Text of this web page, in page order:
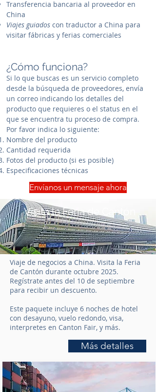
Transferencia bancaria al proveedor en
China
Viajes guiados con traductor a China para
visitar fábricas y ferias comerciales
¿Cómo funciona?
Si lo que buscas es un servicio completo
desde la búsqueda de proveedores, envía
un correo indicando los detalles del
producto que requieres o el status en el
que se encuentra tu proceso de compra.
Por favor indica lo siguiente:
Nombre del producto
Cantidad requerida
Fotos del producto (si es posible)
Especificaciones técnicas
Envíanos un mensaje ahora
Visita la Feria de Cantón
Viaje de negocios a China. Visita la Feria
de Cantón durante octubre 2025.
Regístrate antes del 10 de septiembre
para recibir un descuento.
Este paquete incluye 6 noches de hotel
con desayuno, vuelo redondo, visa,
interpretes en Canton Fair, y más.
Más detalles